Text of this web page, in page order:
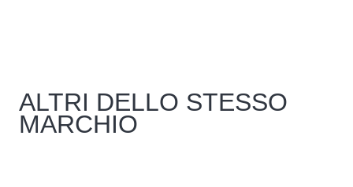
ALTRI DELLO STESSO
MARCHIO